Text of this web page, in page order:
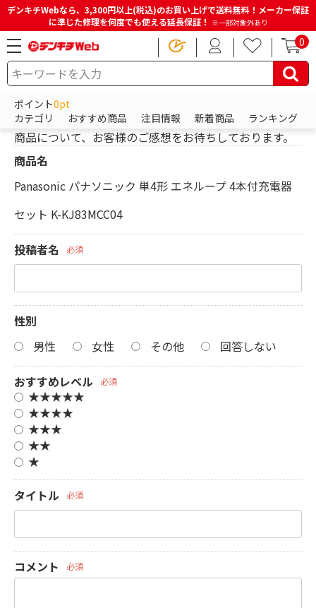
デンキチWebなら、3,300円以上(税込)のお買い上げで送料無料！メーカー保証
に準じた修理を何度でも使える延長保証！ ※一部対象外あり
0
ポイント0pt
カテゴリ
おすすめ商品 注目情報 新着商品 ランキング
HOME レビューを投稿
レビューを投稿
商品について、お客様のご感想をお待ちしております。
商品名
Panasonic パナソニック 単4形 エネループ 4本付充電器
セット K-KJ83MCC04
投稿者名 必須
性別
男性
女性 その他 回答しない
おすすめレベル 必須
★★★★★
★★★★
★★★
★★
★
タイトル
必須
コメント 必須